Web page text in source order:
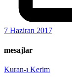
7 Haziran 2017
mesajlar
Kuran-ı Kerim